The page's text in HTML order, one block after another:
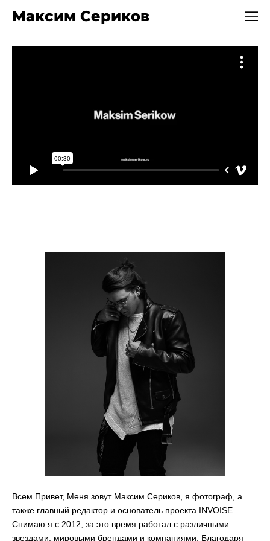
Максим Сериков
Всем Привет, Меня зовут Максим Сериков, я фотограф, а
также главный редактор и основатель проекта INVOISE.
Снимаю я с 2012, за это время работал с различными
звездами, мировыми брендами и компаниями. Благодаря